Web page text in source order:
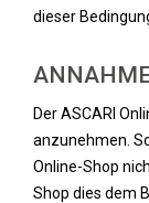
dieser
Der ASCARI
anzunehmen.
Online-Shop
Shop dies dem